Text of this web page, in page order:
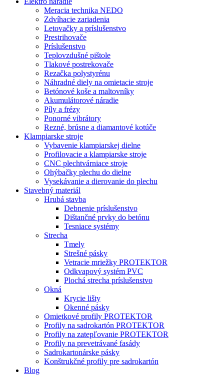
Meracia technika NEDO
Zdvíhacie zariadenia
Letovačky a príslušenstvo
Prestrihovače
Príslušenstvo
Teplovzdušné pištole
Tlakové postrekovače
Rezačka polystyrénu
Náhradné diely na omietacie stroje
Betónové koše a maltovníky
Akumulátorové náradie
Píly a frézy
Ponorné vibrátory
Rezné, brúsne a diamantové kotúče
Klampiarske stroje
Vybavenie klampiarskej dielne
Profilovacie a klampiarske stroje
CNC plechtvárniace stroje
Ohýbačky plechu do dielne
Vysekávanie a dierovanie do plechu
Stavebný materiál
Hrubá stavba
Debnenie príslušenstvo
Dištančné prvky do betónu
Tesniace systémy
Strecha
Tmely
Strešné pásky
Vetracie mriežky PROTEKTOR
Odkvapový systém PVC
Plochá strecha príslušenstvo
Okná
Krycie lišty
Okenné pásky
Omietkové profily PROTEKTOR
Profily na sadrokartón PROTEKTOR
Profily na zatepľovanie PROTEKTOR
Profily na prevetrávané fasády
Sadrokartonárske pásky
Konštrukčné profily pre sadrokartón
Blog